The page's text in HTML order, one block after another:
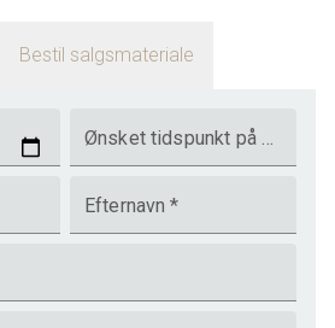
Bestil salgsmateriale
Ønsket tidspunkt på dagen
Efternavn *